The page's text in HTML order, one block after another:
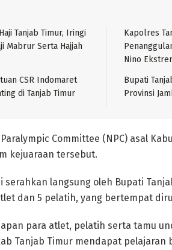
Tanjab Timur, Iringi
Mabrur Serta Hajjah
CSR Indomaret
di Tanjab Timur
Kapolres
Nino
Bupati
Provinsi
Committee (NPC) asal
kejuaraan tersebut.
serahkan langsung oleh Bupati
dan 5 pelatih, yang bertempat
para atlet, pelatih serta tamu
Tanjab Timur mendapat pelajaran